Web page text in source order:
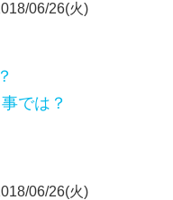
06/26(火)
では？
06/26(火)